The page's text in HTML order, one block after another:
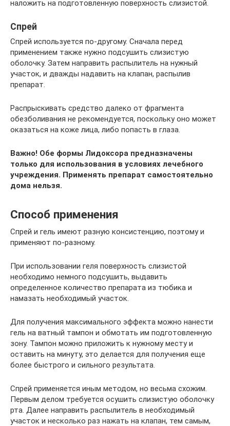
наложить на подготовленную поверхность слизистой.
Спрей
Спрей используется по-другому. Сначала перед
применением также нужно подсушить слизистую
оболочку. Затем направить распылитель на нужный
участок, и дважды надавить на клапан, распылив
препарат.
Распрыскивать средство далеко от фрагмента
обезболивания не рекомендуется, поскольку оно может
оказаться на коже лица, либо попасть в глаза.
Важно! Обе формы Лидоксора предназначены
только для использования в условиях лечебного
учреждения. Применять препарат самостоятельно
дома нельзя.
Способ применения
Спрей и гель имеют разную консистенцию, поэтому и
применяют по-разному.
При использовании геля поверхность слизистой
необходимо немного подсушить, выдавить
определенное количество препарата из тюбика и
намазать необходимый участок.
Для получения максимального эффекта можно нанести
гель на ватный тампон и обмотать им подготовленную
зону. Тампон можно приложить к нужному месту и
оставить на минуту, это делается для получения еще
более быстрого и сильного результата.
Спрей применяется иным методом, но весьма схожим.
Первым делом требуется осушить слизистую оболочку
рта. Далее направить распылитель в необходимый
участок и несколько раз нажать на клапан, тем самым,